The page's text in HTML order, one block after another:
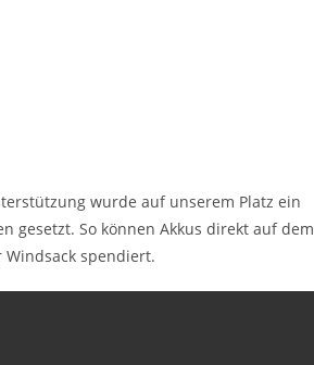
wurde auf unserem Platz ein
gesetzt. So können Akkus direkt auf dem
spendiert.